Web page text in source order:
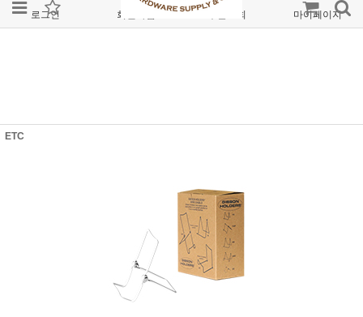
로그인 회원가입 주문조회 마이페이지
ETC